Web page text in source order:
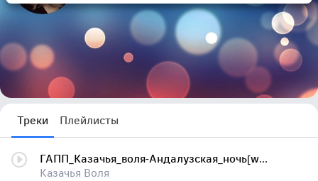
Треки Плейлисты
ГАПП_Казачья_воля-Андалузская_ночь[www.vpleer.ru]
Казачья Воля